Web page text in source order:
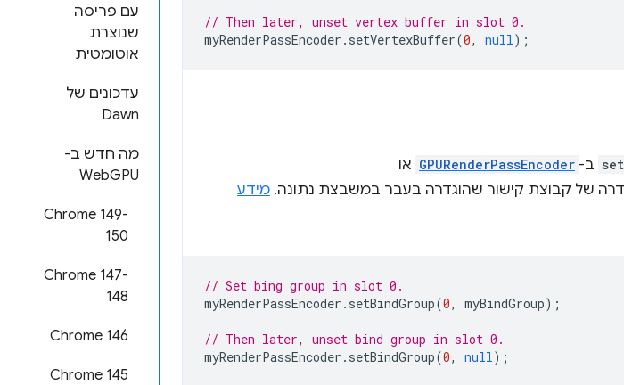
עם פריסה
שנוצרת
אוטומטית
עדכונים של
Dawn
מה חדש ב-
WebGPU
‫Chrome 149-
150
‫Chrome 147-
148
Chrome 146
Chrome 145
// Then later, unset vertex buffer in slot 0.
myRenderPassEncoder . setVertexBuffer(0, null);
ב- GPURenderPassEncoder או
של קבוצת קישור שהוגדרה בעבר במשבצת נתונה. מידע
// Set bing group in slot 0.
myRenderPassEncoder . setBindGroup(0, myBindGroup);
// Then later, unset bind group in slot 0.
myRenderPassEncoder . setBindGroup(0, null);